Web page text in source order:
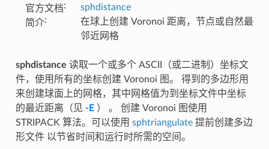
官方文档:
sphdistance
简介:
在球上创建 Voronoi 距离，节点或自然最
邻近网格
sphdistance 读取一个或多个 ASCII（或二进制）坐标文
件，使用所有的坐标创建 Voronoi 图。 得到的多边形用
来创建球面上的网格，其中网格值为到坐标文件中坐标
的最近距离（见 -E） 。 创建 Voronoi 图使用
STRIPACK 算法。可以使用 sphtriangulate提前创建多边
形文件 以节省时间和运行时所需的空间。